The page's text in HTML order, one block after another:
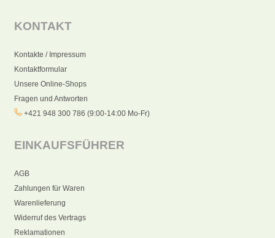
KONTAKT
Kontakte / Impressum
Kontaktformular
Unsere Online-Shops
Fragen und Antworten
+421 948 300 786 (9:00-14:00 Mo-Fr)
EINKAUFSFÜHRER
AGB
Zahlungen für Waren
Warenlieferung
Widerruf des Vertrags
Reklamationen